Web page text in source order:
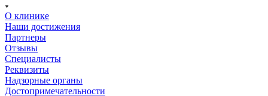
О клинике
Наши достижения
Партнеры
Отзывы
Специалисты
Реквизиты
Надзорные органы
Достопримечательности